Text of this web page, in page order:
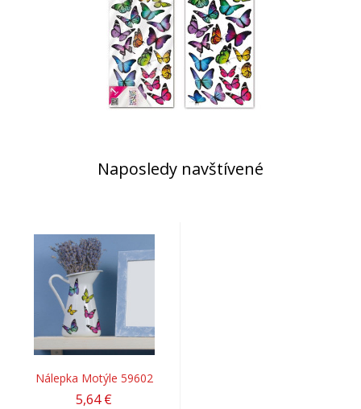
Naposledy navštívené
Nálepka Motýle 59602
5,64 €